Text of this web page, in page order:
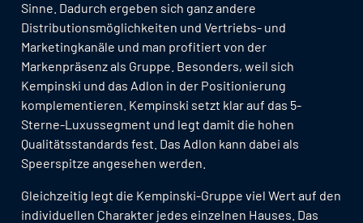
Sinne. Dadurch ergeben sich ganz andere
Distributionsmöglichkeiten und Vertriebs- und
Marketingkanäle und man profitiert von der
Markenpräsenz als Gruppe. Besonders, weil sich
Kempinski und das Adlon in der Positionierung
komplementieren. Kempinski setzt klar auf das 5-
Sterne-Luxussegment und legt damit die hohen
Qualitätsstandards fest. Das Adlon kann dabei als
Speerspitze angesehen werden.
Gleichzeitig legt die Kempinski-Gruppe viel Wert auf den
individuellen Charakter jedes einzelnen Hauses. Das